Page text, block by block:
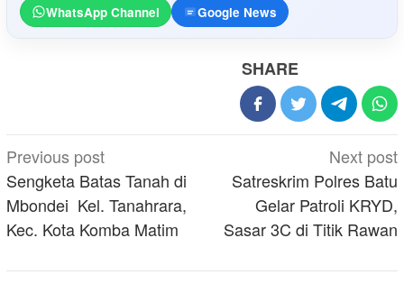
WhatsApp Channel Google News
SHARE
Post
navigation
Previous post
Sengketa Batas Tanah di
Mbondei Kel. Tanahrara,
Kec. Kota Komba Matim
Next post
Satreskrim Polres Batu
Gelar Patroli KRYD,
Sasar 3C di Titik Rawan